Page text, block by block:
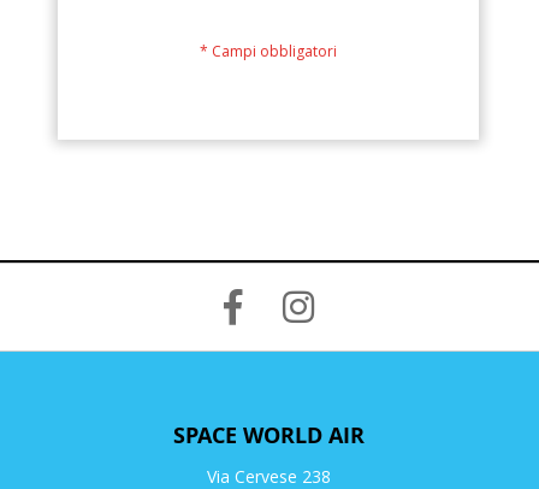
SPACE WORLD AIR
Via Cervese 238